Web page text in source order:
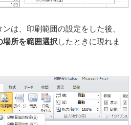
ンは、印刷範囲の設定をした後、
場所を範囲選択 したときに現れま